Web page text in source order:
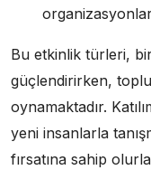
Bu etkinlik türleri,
güçlendirirken,
oynamaktadır.
yeni insanlarla
fırsatına sahip